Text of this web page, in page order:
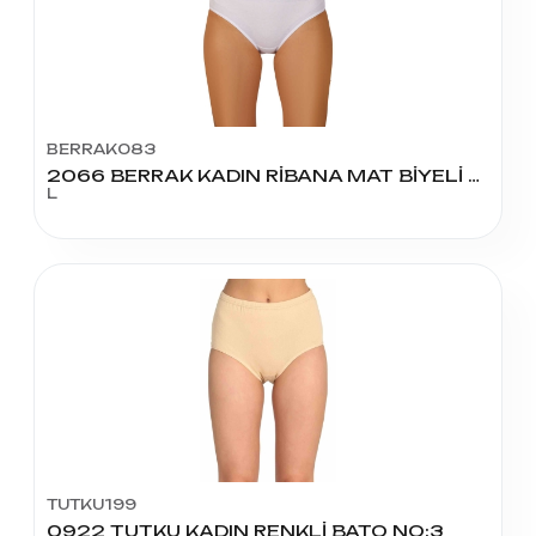
BERRAK083
2066 BERRAK KADIN RİBANA MAT BİYELİ BATO L BEDEN
L
TUTKU199
0922 TUTKU KADIN RENKLİ BATO NO:3